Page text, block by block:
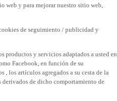
web y para mejorar nuestro sitio web,
de seguimiento / publicidad y
productos y servicios adaptados a usted en
Facebook, en función de su
los artículos agregados a su cesta de la
derivados de dicho comportamiento de